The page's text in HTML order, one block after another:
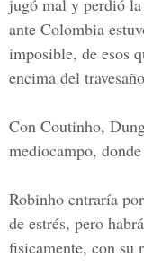
jugó mal y perdió
ante Colombia
imposible, de esos
encima del
Con Coutinho,
mediocampo,
Robinho entraría
de estrés, pero
fisicamente, con su